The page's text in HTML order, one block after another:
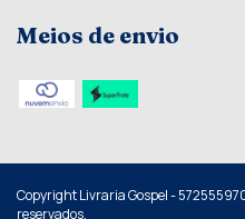
Meios de envio
Copyright Livraria Gospel -
reservados.